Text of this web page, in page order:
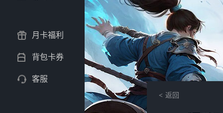
返回
月卡福利
背包卡券
客服